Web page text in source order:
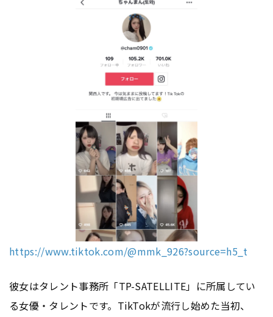
https://www.tiktok.com/@mmk_926?source=h5_t
彼女はタレント事務所「TP-SATELLITE」に所属してい
る女優・タレントです。TikTokが流行し始めた当初、